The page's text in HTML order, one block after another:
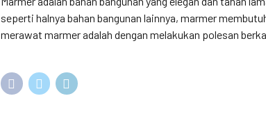
seperti halnya bahan bangunan lainnya, marmer
merawat marmer adalah dengan melakukan polesan